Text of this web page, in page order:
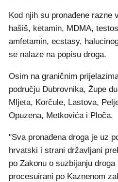
Kod njih su pronađene razne
hašiš, ketamin, MDMA,
amfetamin, ecstasy,
se nalaze na popisu droga.
Osim na graničnim
području Dubrovnika, Župe
Mljeta, Korčule, Lastova,
Opuzena, Metkovića i Ploča.
"Sva pronađena droga je uz
hrvatski i strani državljani
po Zakonu o suzbijanju
procesuirani po Kaznenom